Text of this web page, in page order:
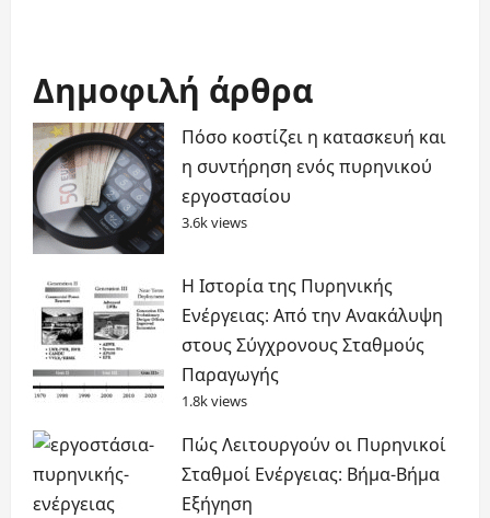
Δημοφιλή άρθρα
Πόσο κοστίζει η κατασκευή και
η συντήρηση ενός πυρηνικού
εργοστασίου
3.6k views
Η Ιστορία της Πυρηνικής
Ενέργειας: Από την Ανακάλυψη
στους Σύγχρονους Σταθμούς
Παραγωγής
1.8k views
Πώς Λειτουργούν οι Πυρηνικοί
Σταθμοί Ενέργειας: Βήμα-Βήμα
Εξήγηση